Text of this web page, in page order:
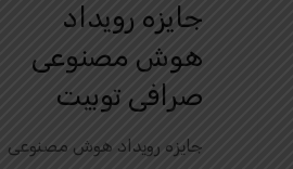
جایزه رویداد
هوش مصنوعی
صرافی توبیت
جایزه رویداد هوش مصنوعی